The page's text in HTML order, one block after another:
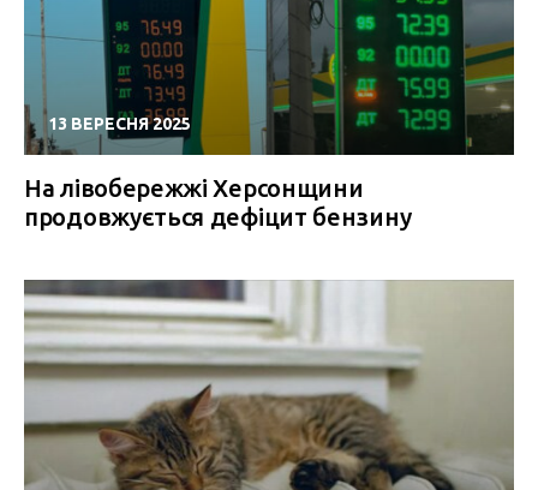
13 ВЕРЕСНЯ 2025
На лівобережжі Херсонщини
продовжується дефіцит бензину